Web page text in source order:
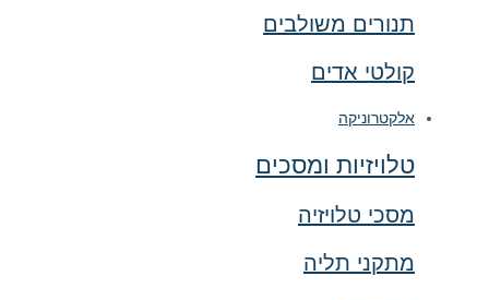
תנורים משולבים
קולטי אדים
אלקטרוניקה
טלויזיות ומסכים
מסכי טלויזיה
מתקני תליה